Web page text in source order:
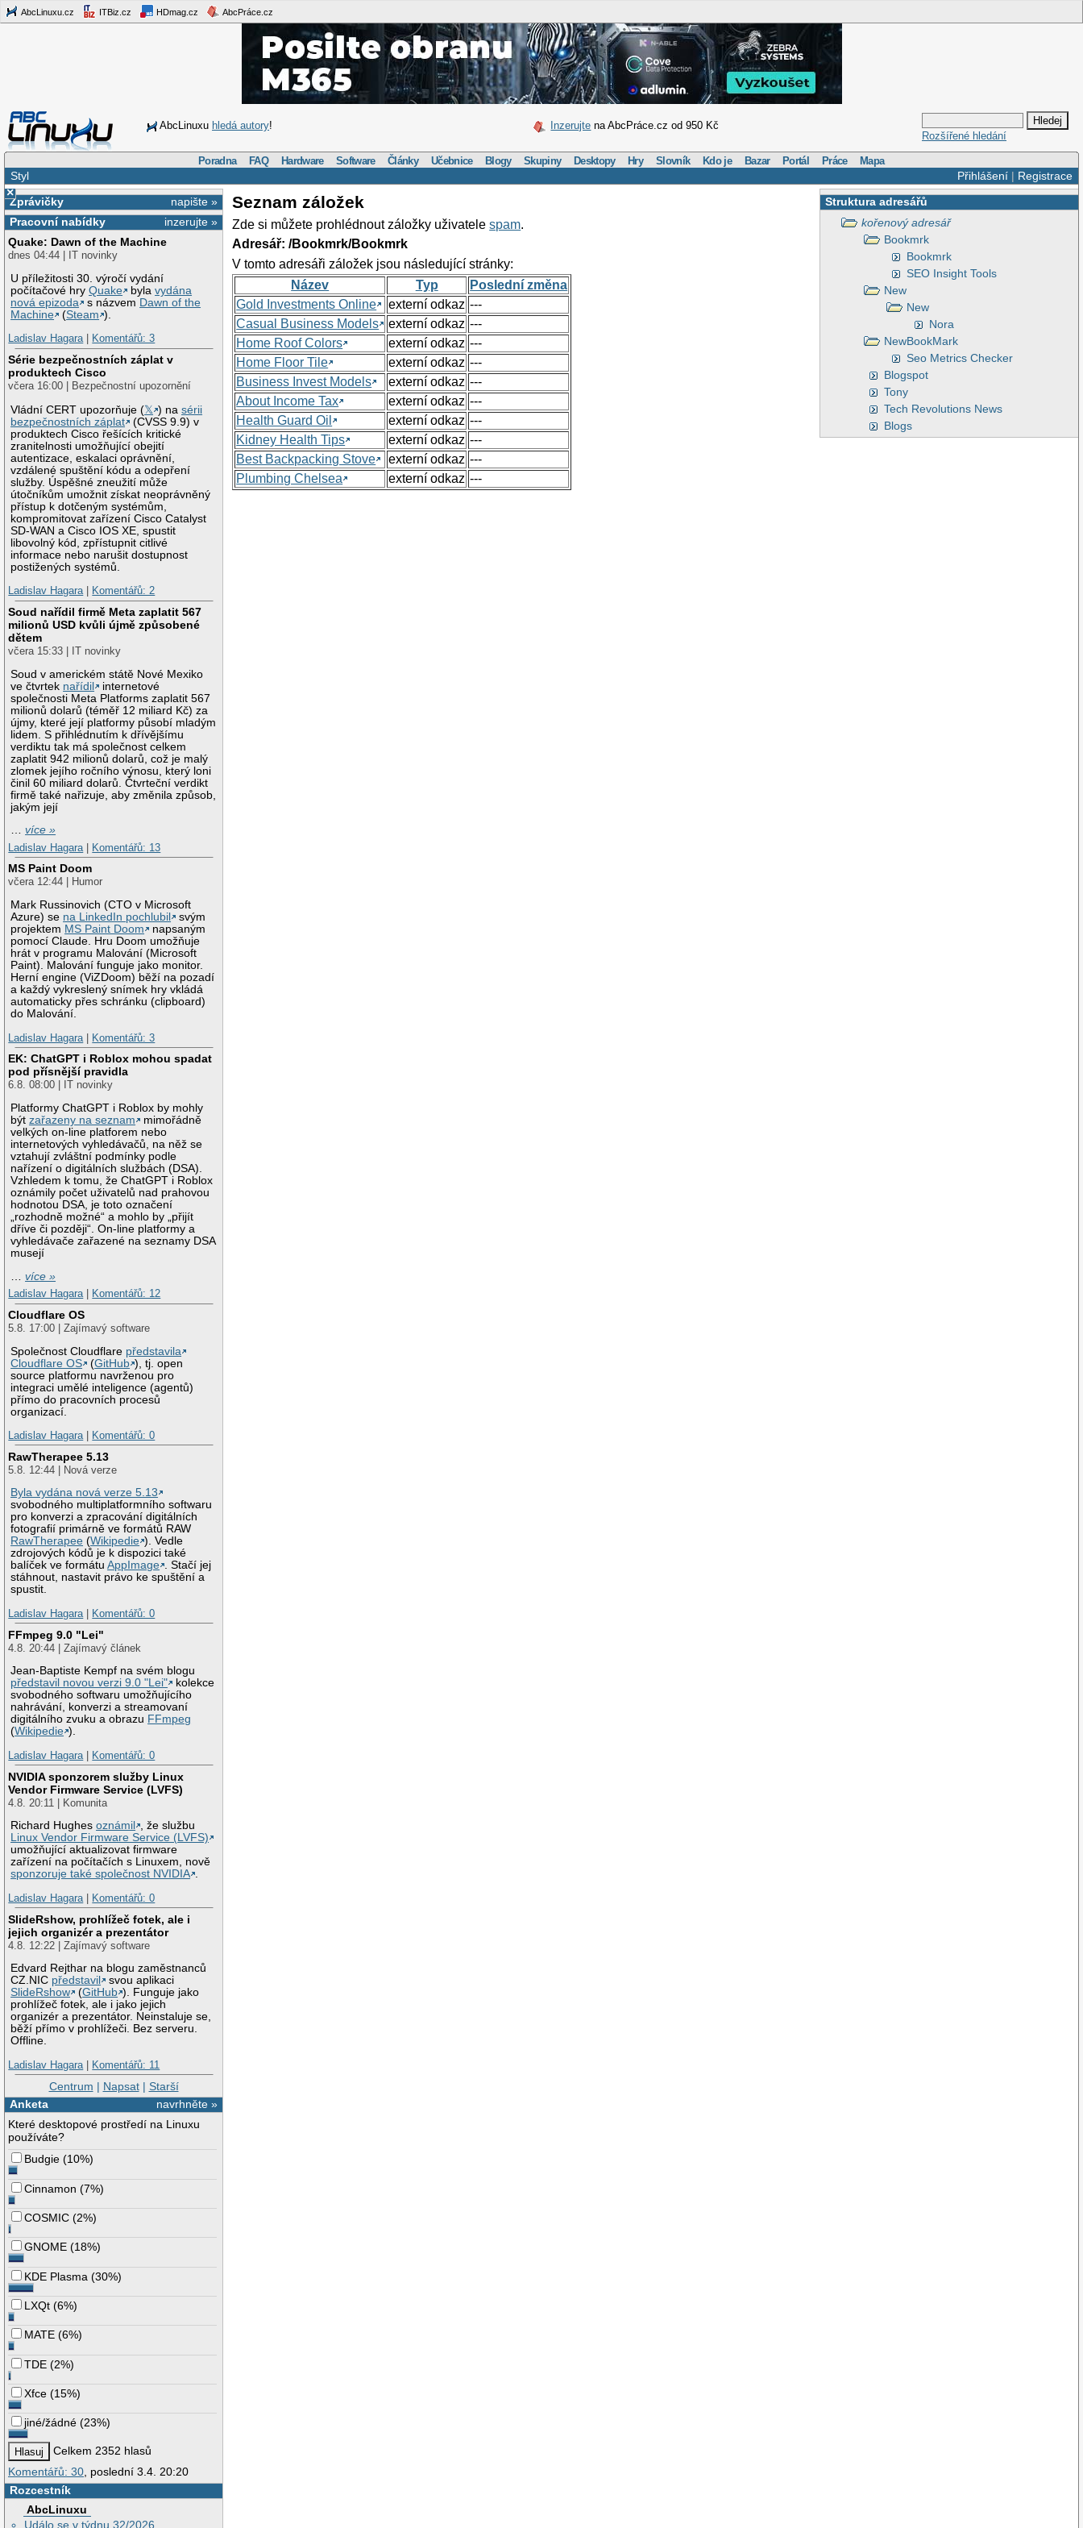
AbcLinuxu.cz ITBiz.cz HDmag.cz AbcPráce.cz
AbcLinuxu hledá autory! Inzerujte na AbcPráce.cz od 950 Kč
Rozšířené hledání
Poradna FAQ Hardware Software Články Učebnice Blogy Skupiny Desktopy Hry Slovník Kdo je Bazar Portál Práce Mapa
Přihlášení| Registrace
Styl
×
napište »
Zprávičky
inzerujte »
Pracovní nabídky
Quake: Dawn of the Machine
dnes 04:44 | IT novinky
U příležitosti 30. výročí vydání
počítačové hryQuake bylavydána
nová epizoda
s názvem Dawn of the
Machine
(Steam ).
Ladislav Hagara| Komentářů: 3
Série bezpečnostních záplat v
produktech Cisco
včera 16:00 | Bezpečnostní upozornění
Vládní CERT upozorňuje (𝕏 ) nasérii
bezpečnostních záplat
(CVSS 9.9) v
produktech Cisco řešících kritické
zranitelnosti umožňující obejití
autentizace, eskalaci oprávnění,
vzdálené spuštění kódu a odepření
služby. Úspěšné zneužití může
útočníkům umožnit získat neoprávněný
přístup k dotčeným systémům,
kompromitovat zařízení Cisco Catalyst
SD-WAN a Cisco IOS XE, spustit
libovolný kód, zpřístupnit citlivé
informace nebo narušit dostupnost
postižených systémů.
Ladislav Hagara| Komentářů: 2
Soud nařídil firmě Meta zaplatit 567
milionů USD kvůli újmě způsobené
dětem
včera 15:33 | IT novinky
Soud v americkém státě Nové Mexiko
ve čtvrtek nařídil
internetové
společnosti Meta Platforms zaplatit 567
milionů dolarů (téměř 12 miliard Kč) za
újmy, které její platformy působí mladým
lidem. S přihlédnutím k dřívějšímu
verdiktu tak má společnost celkem
zaplatit 942 milionů dolarů, což je malý
zlomek jejího ročního výnosu, který loni
činil 60 miliard dolarů. Čtvrteční verdikt
firmě také nařizuje, aby změnila způsob,
jakým její
…více »
Ladislav Hagara
Komentářů: 13
MS Paint Doom
včera 12:44 | Humor
Mark Russinovich (CTO v Microsoft
Azure) se na LinkedIn pochlubil
svým
projektem MS Paint Doom
napsaným
pomocí Claude. Hru Doom umožňuje
hrát v programu Malování (Microsoft
Paint). Malování funguje jako monitor.
Herní engine (ViZDoom) běží na pozadí
a každý vykreslený snímek hry vkládá
automaticky přes schránku (clipboard)
do Malování.
Ladislav Hagara
Komentářů: 3
EK: ChatGPT i Roblox mohou spadat
pod přísnější pravidla
6.8. 08:00 | IT novinky
Platformy ChatGPT i Roblox by mohly
býtzařazeny na seznam
mimořádně
velkých on-line platforem nebo
internetových vyhledávačů, na něž se
vztahují zvláštní podmínky podle
nařízení o digitálních službách (DSA).
Vzhledem k tomu, že ChatGPT i Roblox
oznámily počet uživatelů nad prahovou
hodnotou DSA, je toto označení
„rozhodně možné“ a mohlo by „přijít
dříve či později“. On-line platformy a
vyhledávače zařazené na seznamy DSA
musejí
…více »
Ladislav Hagara| Komentářů: 12
Cloudflare OS
5.8. 17:00 | Zajímavý software
Společnost Cloudflare představila
Cloudflare OS
(GitHub ), tj. open
source platformu navrženou pro
integraci umělé inteligence (agentů)
přímo do pracovních procesů
organizací.
Ladislav Hagara| Komentářů: 0
RawTherapee 5.13
5.8. 12:44 | Nová verze
Byla vydána nová verze 5.13
svobodného multiplatformního softwaru
pro konverzi a zpracování digitálních
fotografií primárně ve formátů RAW
RawTherapee (Wikipedie ). Vedle
zdrojových kódů je k dispozici také
balíček ve formátuAppImage . Stačí jej
stáhnout, nastavit právo ke spuštění a
spustit.
Ladislav Hagara| Komentářů: 0
FFmpeg 9.0 "Lei"
4.8. 20:44 | Zajímavý článek
Jean-Baptiste Kempf na svém blogu
představil novou verzi 9.0 "Lei"
kolekce
svobodného softwaru umožňujícího
nahrávání, konverzi a streamovaní
digitálního zvuku a obrazu FFmpeg
(Wikipedie ).
Ladislav Hagara| Komentářů: 0
NVIDIA sponzorem služby Linux
Vendor Firmware Service (LVFS)
4.8. 20:11 | Komunita
Richard Hughesoznámil
, že službu
Linux Vendor Firmware Service (LVFS)
umožňující aktualizovat firmware
zařízení na počítačích s Linuxem, nově
sponzoruje také společnost NVIDIA .
Ladislav Hagara| Komentářů: 0
SlideRshow, prohlížeč fotek, ale i
jejich organizér a prezentátor
4.8. 12:22 | Zajímavý software
Edvard Rejthar na blogu zaměstnanců
CZ.NIC představil
svou aplikaci
SlideRshow
(GitHub ). Funguje jako
prohlížeč fotek, ale i jako jejich
organizér a prezentátor. Neinstaluje se,
běží přímo v prohlížeči. Bez serveru.
Offline.
Ladislav Hagara| Komentářů: 11
Centrum | Napsat| Starší
navrhněte »
Anketa
Které desktopové prostředí na Linuxu
používáte?
Budgie (10%)
Cinnamon (7%)
COSMIC (2%)
GNOME (18%)
KDE Plasma (30%)
LXQt (6%)
MATE (6%)
TDE (2%)
Xfce (15%)
jiné/žádné (23%)
Celkem 2352 hlasů
Komentářů: 30 , poslední 3.4. 20:20
Rozcestník
AbcLinuxu
Událo se v týdnu 32/2026
Struktura adresářů
kořenový adresář
Bookmrk
Bookmrk
SEO Insight Tools
New
New
Nora
NewBookMark
Seo Metrics Checker
Blogspot
Tony
Tech Revolutions News
Blogs
Seznam záložek
Zde si můžete prohlédnout záložky uživatelespam.
Adresář: /Bookmrk/Bookmrk
V tomto adresáři záložek jsou následující stránky:
Název
Typ
Poslední změna
Gold Investments Online
externí odkaz ---
Casual Business Models
externí odkaz ---
Home Roof Colors
externí odkaz ---
Home Floor Tile
externí odkaz ---
Business Invest Models
externí odkaz ---
About Income Tax
externí odkaz ---
Health Guard Oil
externí odkaz ---
Kidney Health Tips
externí odkaz ---
Best Backpacking Stove
externí odkaz ---
Plumbing Chelsea
externí odkaz ---